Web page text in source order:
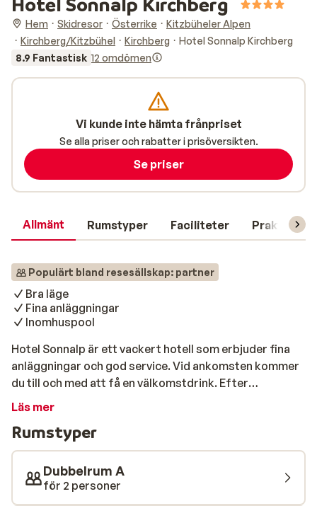
Hem Skidresor Österrike
Kitzbüheler Alpen
Kirchberg/Kitzbühel
Kirchberg
Hotel Sonnalp Kirchberg
8.9 Fantastisk 12 omdömen
Allmänt Rumstyper Faciliteter Praktisk
Populärt bland resesällskap: partner
Bra läge
Fina anläggningar
Inomhuspool
Hotel Sonnalp är ett vackert hotell som erbjuder fina
anläggningar och god service. Vid ankomsten kommer
du till och med att få en välkomstdrink. Efter
skidåkningen kan du koppla av i den vackra spa-
inomhuspool. Rummen är trevligt inredda och rymliga.
Hotel Sonnalp har det perfekta läget i förhållande till
centrum och skidliftarna. Detta är ett måste för varje
skidåkare!
Läs mer
Rumstyper
Dubbelrum A
för 2 personer
Vi kunde inte hämta frånpriset
Se alla priser och rabatter i prisöversikten.
Se priser